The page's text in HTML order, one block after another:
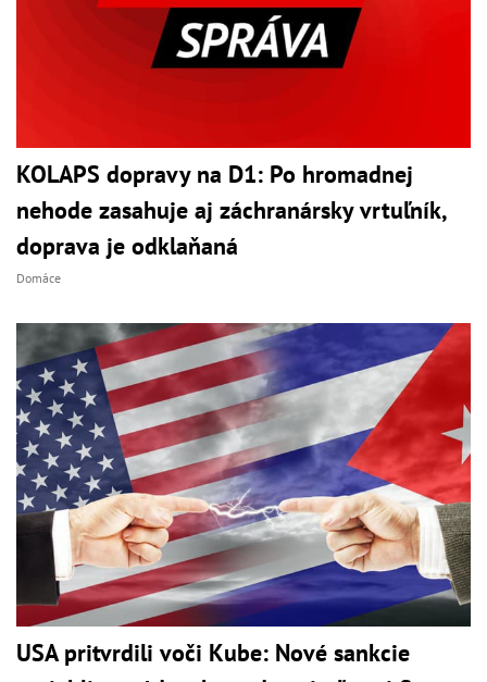
KOLAPS dopravy na D1: Po hromadnej
nehode zasahuje aj záchranársky vrtuľník,
doprava je odklaňaná
Domáce
USA pritvrdili voči Kube: Nové sankcie